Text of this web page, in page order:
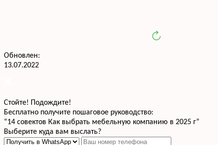
Обновлен:
13.07.2022
Стойте! Подождите!
Бесплатно получите пошаговое руководство:
“14 совектов Как выбрать мебельную компанию в 2025 г”
Выберите куда вам выслать?